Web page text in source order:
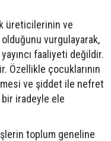
üreticilerinin ve
vurgulayarak,
faaliyeti değildir.
Özellikle çocuklarının
ve şiddet ile nefret
iradeyle ele
toplum geneline